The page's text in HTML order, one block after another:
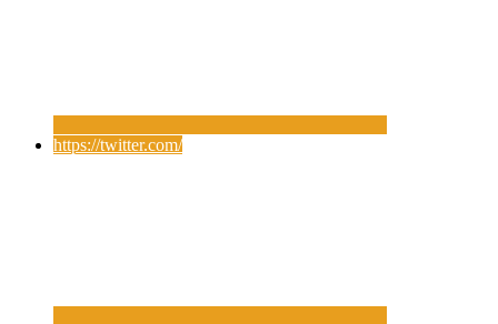
https://twitter.com/